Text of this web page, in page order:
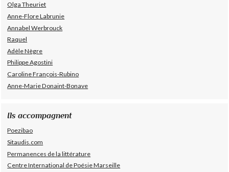
Olga Theuriet
Anne-Flore Labrunie
Annabel Werbrouck
Raquel
Adèle Nègre
Philippe Agostini
Caroline François-Rubino
Anne-Marie Donaint-Bonave
Ils accompagnent
Poezibao
Sitaudis.com
Permanences de la littérature
Centre International de Poésie Marseille